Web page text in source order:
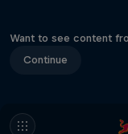
Want to see content
Continue